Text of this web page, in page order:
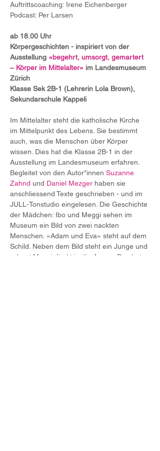
Auftrittscoaching: Irene Eichenberger
Podcast: Per Larsen
ab 18.00 Uhr
Körpergeschichten - inspiriert von der
Ausstellung «begehrt, umsorgt, gemartert
– Körper im Mittelalter» im Landesmuseum
Zürich
Klasse Sek 2B-1 (Lehrerin Lola Brown),
Sekundarschule Kappeli
Im Mittelalter steht die katholische Kirche
im Mittelpunkt des Lebens. Sie bestimmt
auch, was die Menschen über Körper
wissen. Dies hat die Klasse 2B-1 in der
Ausstellung im Landesmuseum erfahren.
Begleitet von den Autor*innen Suzanne
Zahnd und Daniel Mezger haben sie
anschliessend Texte geschrieben - und im
JULL-Tonstudio eingelesen. Die Geschichte
der Mädchen: Ibo und Meggi sehen im
Museum ein Bild von zwei nackten
Menschen. «Adam und Eva» steht auf dem
Schild. Neben dem Bild steht ein Junge und
schaut Meggi direkt in die Augen. Das hat